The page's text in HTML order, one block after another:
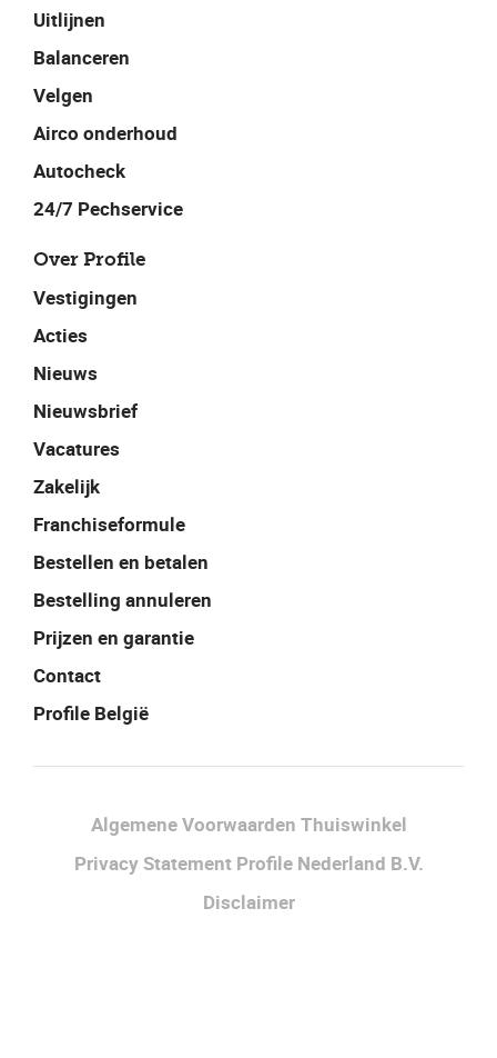
Uitlijnen
Balanceren
Velgen
Airco onderhoud
Autocheck
24/7 Pechservice
Over Profile
Vestigingen
Acties
Nieuws
Nieuwsbrief
Vacatures
Zakelijk
Franchiseformule
Bestellen en betalen
Bestelling annuleren
Prijzen en garantie
Contact
Profile België
Algemene Voorwaarden Thuiswinkel
Privacy Statement Profile Nederland B.V.
Disclaimer